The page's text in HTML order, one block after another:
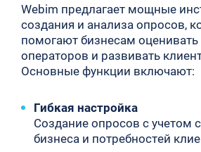
Webim предлагает мощные
создания и анализа опросов,
помогают бизнесам оценивать
операторов и развивать
Основные функции включают:
Гибкая настройка
Создание опросов с учетом
бизнеса и потребностей